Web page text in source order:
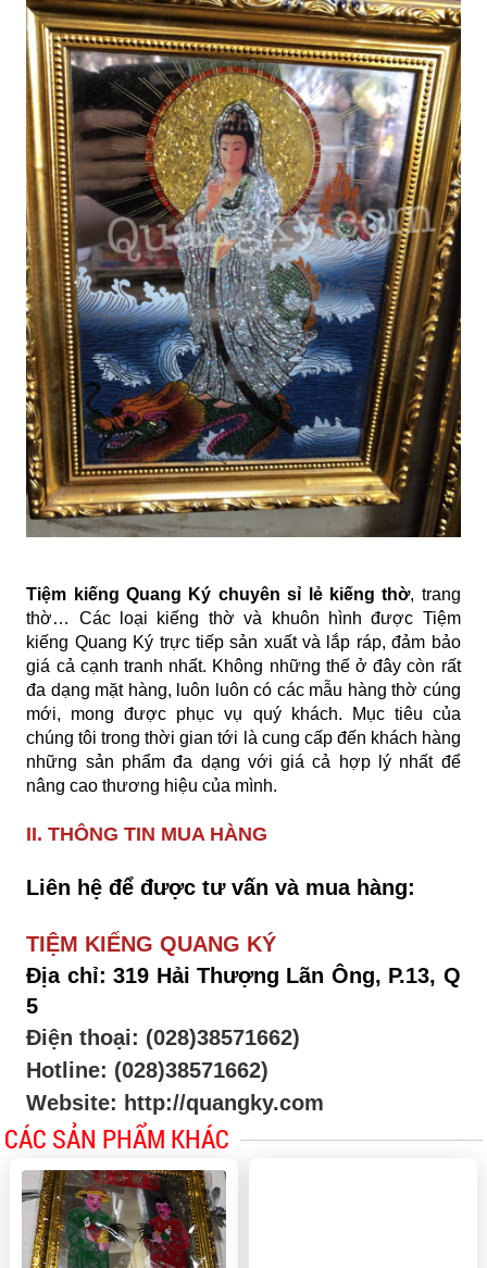
Tiệm kiếng Quang Ký chuyên sỉ lẻ kiếng thờ, trang
thờ… Các loại kiếng thờ và khuôn hình được Tiệm
kiếng Quang Ký trực tiếp sản xuất và lắp ráp, đảm bảo
giá cả cạnh tranh nhất. Không những thế ở đây còn rất
đa dạng mặt hàng, luôn luôn có các mẫu hàng thờ cúng
mới, mong được phục vụ quý khách. Mục tiêu của
chúng tôi trong thời gian tới là cung cấp đến khách hàng
những sản phẩm đa dạng với giá cả hợp lý nhất để
nâng cao thương hiệu của mình.
II.THÔNG TIN MUA HÀNG
Liên hệ để được tư vấn và mua hàng:
TIỆM KIẾNG QUANG KÝ
Địa chỉ: 319 Hải Thượng Lãn Ông, P.13, Q
5
Điện thoại: (028)38571662)
Hotline: (028)38571662)
Website: http://quangky.com
CÁC SẢN PHẨM KHÁC